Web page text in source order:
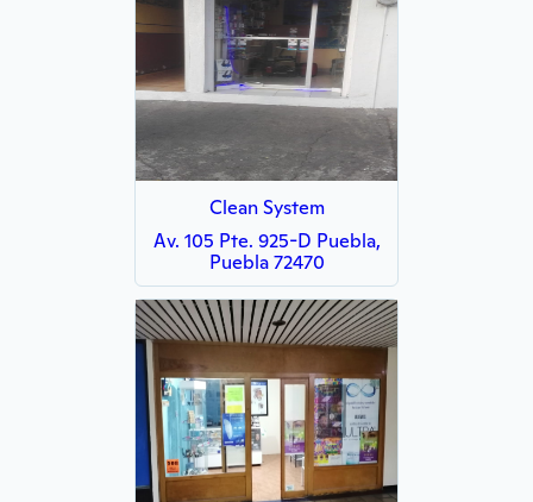
Clean System
Av. 105 Pte. 925-D Puebla,
Puebla 72470